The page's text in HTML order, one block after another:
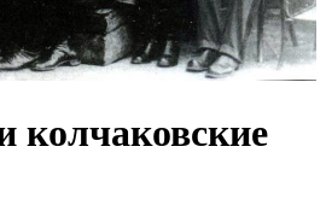
колчаковские